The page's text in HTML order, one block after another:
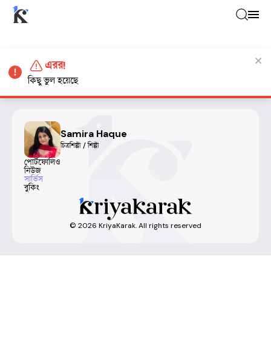
Samira Haque
চিত্রশিল্পী / শিল্পী
পোর্টফোলিও
নিউজ
সার্ভিস
বুকিং
© 2026 KriyaKarak. All rights reserved
এরর!
কিছু ভুল হয়েছে